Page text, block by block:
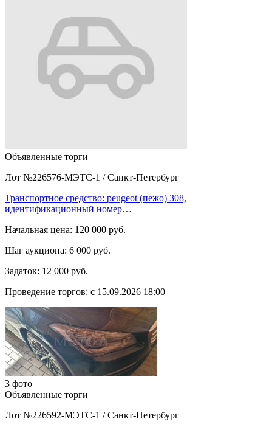
Объявленные торги
Лот №226576-МЭТС-1 / Санкт-Петербург
Транспортное средство: peugeot (пежо) 308,
идентификационный номер…
Начальная цена: 120 000 руб.
Шаг аукциона: 6 000 руб.
Задаток: 12 000 руб.
Проведение торгов: с 15.09.2026 18:00
3 фото
Объявленные торги
Лот №226592-МЭТС-1 / Санкт-Петербург